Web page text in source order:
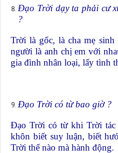
Đạo Trời dạy ta phải cư
?
Trời là gốc, là cha mẹ
người là anh chị em với
gia đình nhân loại, lấy tình
Đạo Trời có từ bao giờ ?
Đạo Trời có từ khi Trời
khôn biết suy luận, biết
Trời thế nào mà hành động.